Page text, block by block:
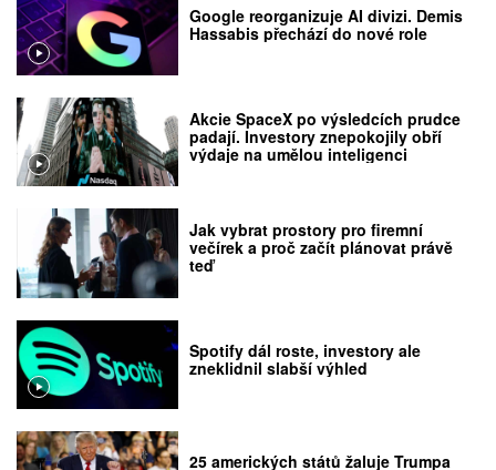
Google reorganizuje AI divizi. Demis
Hassabis přechází do nové role
Akcie SpaceX po výsledcích prudce
padají. Investory znepokojily obří
výdaje na umělou inteligenci
Jak vybrat prostory pro firemní
večírek a proč začít plánovat právě
teď
Spotify dál roste, investory ale
zneklidnil slabší výhled
25 amerických států žaluje Trumpa